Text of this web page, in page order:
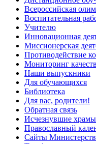
Всероcсийская
Воспитательная
Учителю
Инновационная
Миссионерская
Противодействие
Мониторинг
Наши выпускники
Для обучающихся
Библиотека
Для вас, родители!
Обратная связь
Исчезнувшие
Православный
Сайты